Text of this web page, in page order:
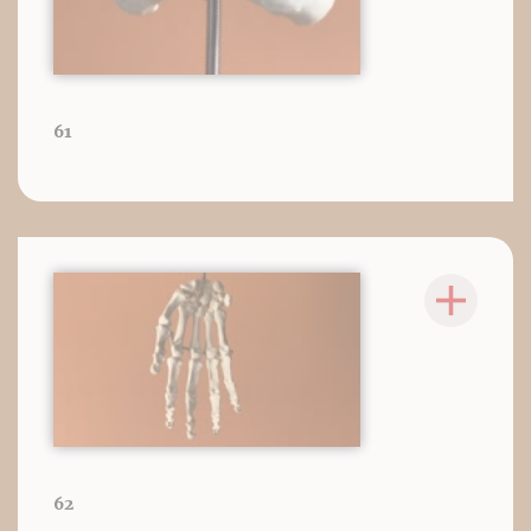
61
62